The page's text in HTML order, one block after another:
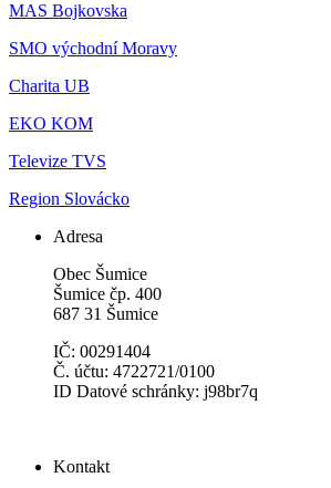
MAS Bojkovska
SMO východní Moravy
Charita UB
EKO KOM
Televize TVS
Region Slovácko
Adresa
Obec Šumice
Šumice čp. 400
687 31 Šumice
IČ: 00291404
Č. účtu: 4722721/0100
ID Datové schránky: j98br7q
Kontakt